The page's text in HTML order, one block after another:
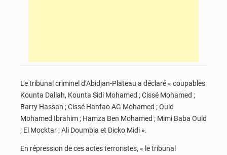
Le tribunal criminel d’Abidjan-Plateau a déclaré « coupables
Kounta Dallah, Kounta Sidi Mohamed ; Cissé Mohamed ;
Barry Hassan ; Cissé Hantao AG Mohamed ; Ould
Mohamed Ibrahim ; Hamza Ben Mohamed ; Mimi Baba Ould
; El Mocktar ; Ali Doumbia et Dicko Midi ».
En répression de ces actes terroristes, « le tribunal